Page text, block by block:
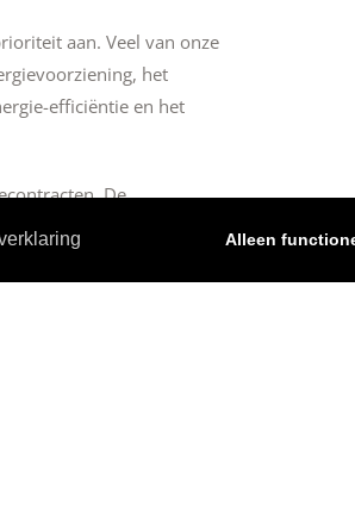
Alleen
aan. Veel van onze
het
efficiëntie en het
De
We doen aan gescheiden
bij.